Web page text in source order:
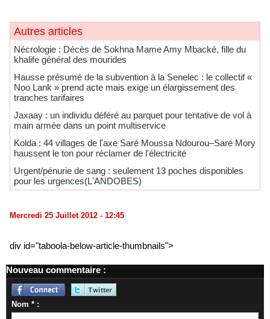
Autres articles
Nécrologie : Décès de Sokhna Mame Amy Mbacké, fille du
khalife général des mourides
Hausse présumé de la subvention à la Senelec : le collectif «
Noo Lank » prend acte mais exige un élargissement des
tranches tarifaires
Jaxaay : un individu déféré au parquet pour tentative de vol à
main armée dans un point multiservice
Kolda : 44 villages de l'axe Saré Moussa Ndourou–Saré Mory
haussent le ton pour réclamer de l'électricité
Urgent/pénurie de sang : seulement 13 poches disponibles
pour les urgences(L'ANDOBES)
Mercredi 25 Juillet 2012 - 12:45
div id="taboola-below-article-thumbnails">
Nouveau commentaire :
Nom * :